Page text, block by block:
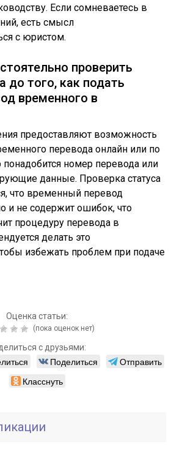
Если сомневаетесь в
есть смысл
с юристом.
проверить
до того, как подать
временного в
предоставляют возможность
перевода онлайн или по
понадобится номер перевода или
данные. Проверка статуса
что временный перевод
и не содержит ошибок, что
процедуру перевода в
делать это
избежать проблем при подаче
Оценка статьи:
(пока оценок нет)
с друзьями:
Поделиться
Отправить
Класснуть